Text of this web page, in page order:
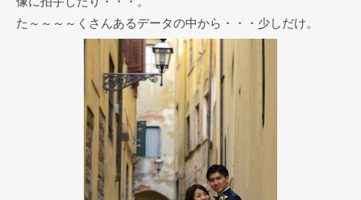
た～～～～くさんあるデータの中から・・・少しだけ。